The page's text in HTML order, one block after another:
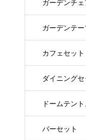
ガーデンチェ
ガーデンテ
カフェセット
ダイニングセ
ドームテン
バーセット